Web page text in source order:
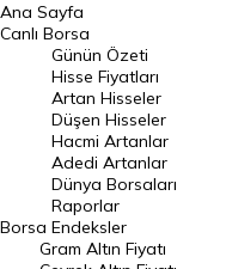
BIST 100 Hisseleri
En Çok Artan Hisseler
En Çok Düşen Hisseler
Hacmi Artanlar
Geçmiş Kapanışlar
Dünya Borsaları
Raporlar
Ana Sayfa
Canlı Borsa
Borsa
Günün Özeti
Hisse Fiyatları
Artan Hisseler
Düşen Hisseler
Hacmi Artanlar
Adedi Artanlar
Dünya Borsaları
Raporlar
Endeksler
Gram Altın Fiyatı